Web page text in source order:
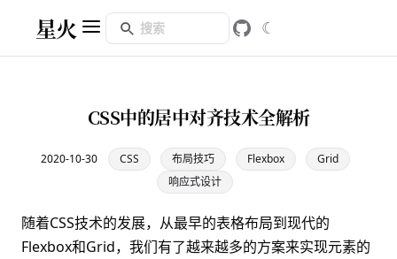
星火 ☾
CSS中的居中对齐技术全解析
2020-10-30 CSS 布局技巧 Flexbox
Grid
响应式设计
随着CSS技术的发展，从最早的表格布局到现代的
Flexbox和Grid，我们有了越来越多的方案来实现元素的